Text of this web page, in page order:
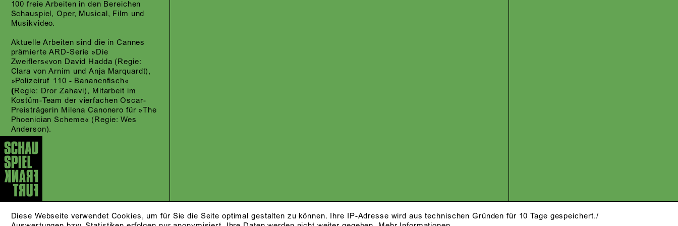
Diese Webseite verwendet Cookies, um für Sie die Seite optimal gestalten zu können. Ihre IP-Adresse wird aus technischen Gründen für 10 Tage gespeichert./
100 freie Arbeiten in den Bereichen
Schauspiel, Oper, Musical, Film und
Musikvideo.
Aktuelle Arbeiten sind die in Cannes
prämierte ARD-Serie »Die
Zweiflers«von David Hadda (Regie:
Clara von Arnim und Anja Marquardt),
»Polizeiruf 110 - Bananenfisch«
(Regie: Dror Zahavi), Mitarbeit im
Kostüm-Team der vierfachen Oscar-
Preisträgerin Milena Canonero für »The
Phoenician Scheme« (Regie: Wes
Anderson).